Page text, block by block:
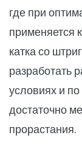
где при
применяется
катка со
разработать
условиях и
достаточно
прорастания.